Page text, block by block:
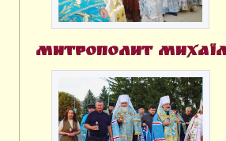
Митрополит